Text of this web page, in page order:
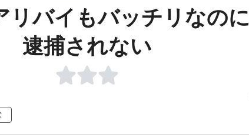
リバイもバッチリなのに
逮捕されない